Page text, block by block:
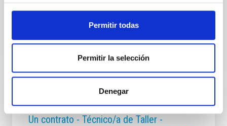
Permitir todas
Permitir la selección
Denegar
Application deadline
08/07/2026
Un contrato - Técnico/a de Taller -